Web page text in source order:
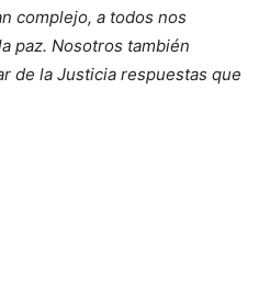
complejo, a todos nos
paz. Nosotros también
de la Justicia respuestas que